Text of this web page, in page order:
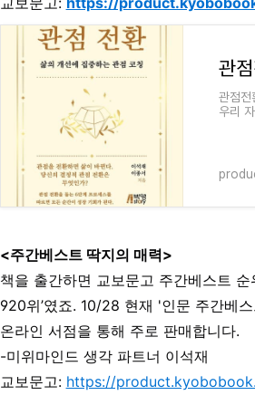
관
관점전
우리
<주간베스트 딱지의 매력>
책을 출간하면 교보문고 주간베스트
920위’였죠. 10/28 현재 '인문 주간베
온라인 서점을 통해 주로 판매합니다.
-미위마인드 생각 파트너 이석재
교보문고: https://